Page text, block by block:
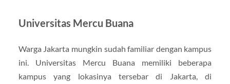
Universitas Mercu Buana
Warga Jakarta mungkin sudah familiar dengan kampus
ini. Universitas Mercu Buana memiliki beberapa
kampus yang lokasinya tersebar di Jakarta, di